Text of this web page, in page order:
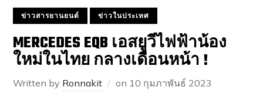
ข่าวสารยานยนต์ ข่าวในประเทศ
MERCEDES EQB เอสยูวีไฟฟ้าน้อง
ใหม่ในไทย กลางเดือนหน้า !
Written by Ronnakit on 10 กุมภาพันธ์ 2023